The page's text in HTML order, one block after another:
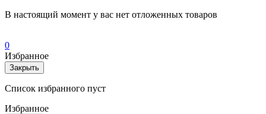
В настоящий момент у вас нет отложенных товаров
0
Избранное
Закрыть
Список избранного пуст
Избранное